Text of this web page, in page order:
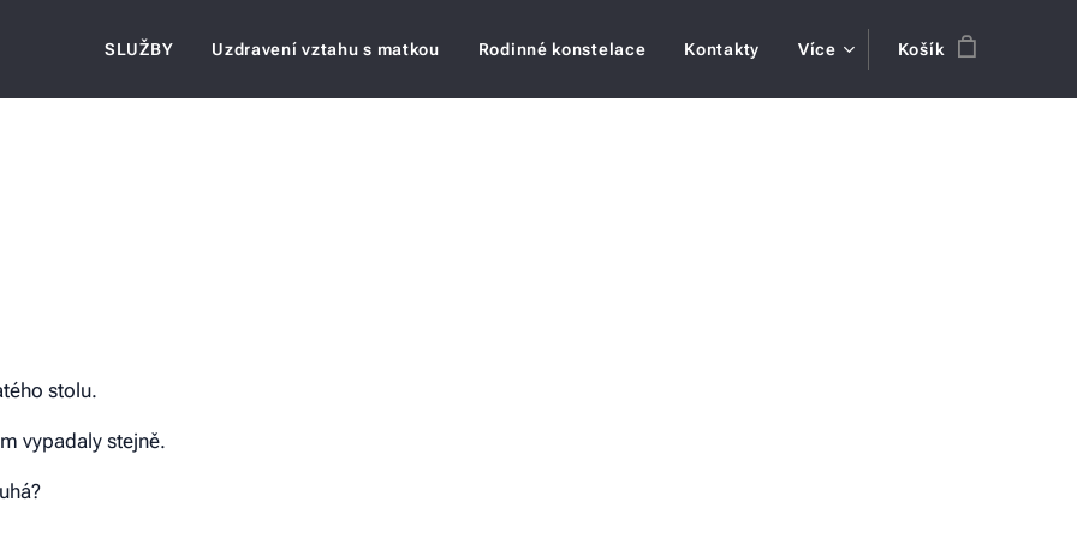
SLUŽBY Uzdravení vztahu s matkou Rodinné konstelace Kontakty Více Košík
stolu.
vypadaly stejně.